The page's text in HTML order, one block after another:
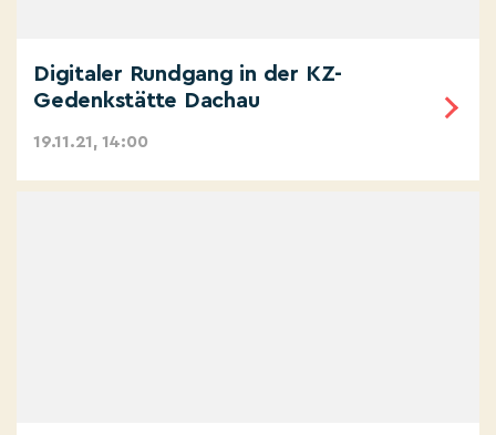
Digitaler Rundgang in der KZ-
Gedenkstätte Dachau
19.11.21, 14:00